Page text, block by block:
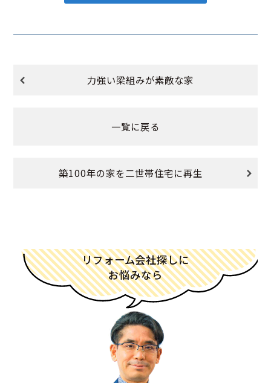
力強い梁組みが素敵な家
一覧に戻る
築100年の家を二世帯住宅に再生
リフォーム会社探しに
お悩みなら